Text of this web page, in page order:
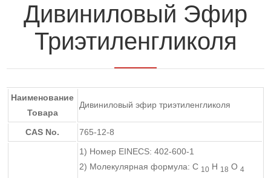
Дивиниловый Эфир
Триэтиленгликоля
Наименование
Товара
Дивиниловый эфир триэтиленгликоля
CAS No. 765-12-8
1) Номер EINECS: 402-600-1
2) Молекулярная формула: С 10 Н 18 О 4